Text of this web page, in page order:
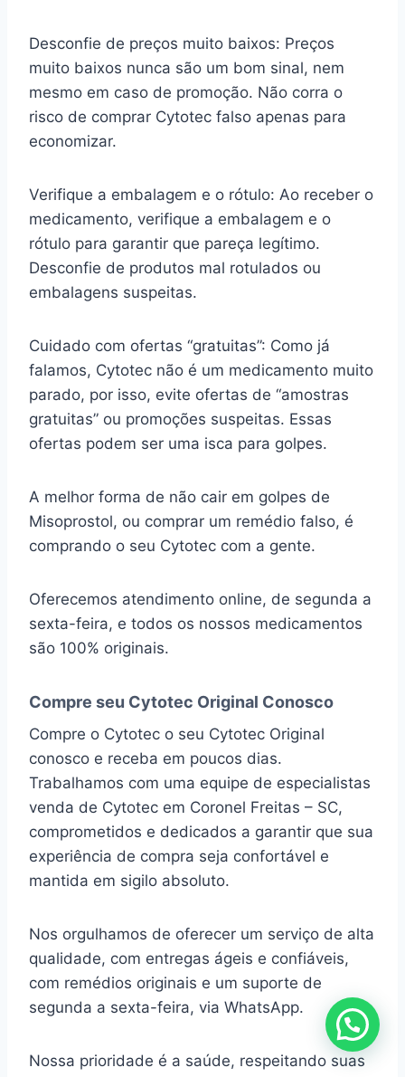
Desconfie de preços muito baixos: Preços
muito baixos nunca são um bom sinal, nem
mesmo em caso de promoção. Não corra o
risco de comprar Cytotec falso apenas para
economizar.
Verifique a embalagem e o rótulo: Ao receber o
medicamento, verifique a embalagem e o
rótulo para garantir que pareça legítimo.
Desconfie de produtos mal rotulados ou
embalagens suspeitas.
Cuidado com ofertas “gratuitas”: Como já
falamos, Cytotec não é um medicamento muito
parado, por isso, evite ofertas de “amostras
gratuitas” ou promoções suspeitas. Essas
ofertas podem ser uma isca para golpes.
A melhor forma de não cair em golpes de
Misoprostol, ou comprar um remédio falso, é
comprando o seu Cytotec com a gente.
Oferecemos atendimento online, de segunda a
sexta-feira, e todos os nossos medicamentos
são 100% originais.
Compre seu Cytotec Original Conosco
Compre o Cytotec o seu Cytotec Original
conosco e receba em poucos dias.
Trabalhamos com uma equipe de especialistas
venda de Cytotec em Coronel Freitas – SC,
comprometidos e dedicados a garantir que sua
experiência de compra seja confortável e
mantida em sigilo absoluto.
Nos orgulhamos de oferecer um serviço de alta
qualidade, com entregas ágeis e confiáveis,
com remédios originais e um suporte de
segunda a sexta-feira, via WhatsApp.
Nossa prioridade é a saúde, respeitando suas